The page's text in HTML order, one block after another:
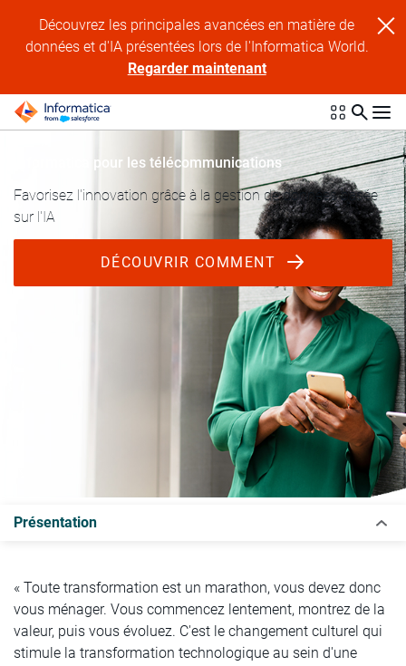
Découvrez les principales avancées en matière de
données et d'IA présentées lors de l'Informatica World.
Regarder maintenant
Informatica pour les télécommunications
Favorisez l'innovation grâce à la gestion de données basée
sur l'IA
DÉCOUVRIR COMMENT
Présentation
« Toute transformation est un marathon, vous devez donc
vous ménager. Vous commencez lentement, montrez de la
valeur, puis vous évoluez. C'est le changement culturel qui
stimule la transformation technologique au sein d'une